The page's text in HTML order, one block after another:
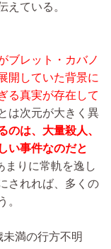
えている。
ブレット・カバノ
開していた背景に
る真実が存在して
は次元が大きく異
のは、大量殺人、
い事件なのだと
まりに常軌を逸し
されれば、多くの
。
満の行方不明